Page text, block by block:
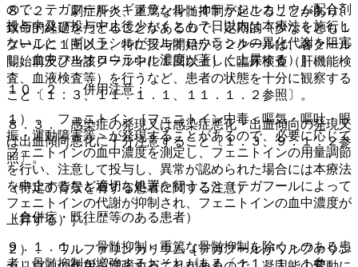
ので、テガフール・ギメラシル・オテラシルカリウム配合剤
投与中及び投与中止後少なくとも７日以内は本療法を施行し
ないこと（ギメラシルがフルオロウラシルの異化代謝を阻害
し、血中フルオロウラシル濃度が著しく上昇する）］。
１０．２． 併用注意：
１）． フェニトイン［フェニトイン中毒＜嘔気・嘔吐・眼
振・運動障害等＞が発現することがあるので、必要に応じて
フェニトインの血中濃度を測定し、フェニトインの用量調節
を行い、注意して投与し、異常が認められた場合には本療法
を中止するなど適切な処置を行うこと（テガフールによって
フェニトインの代謝が抑制され、フェニトインの血中濃度が
上昇する）］。
２）． ワルファリンカリウム［テガフールがワルファリン
８．２． 劇症肝炎、重篤な骨髄抑制が起こることがあり、
致命的経過をたどることがあるので、定期的（少なくとも１
クールに１回以上、特に投与開始から２クールは、各クール
開始前及び当該クール中に１回以上）に臨床検査（肝機能検
査、血液検査等）を行うなど、患者の状態を十分に観察する
こと〔１．３、１１．１．１、１１．１．２参照〕。
８．３． 感染症の発現又は感染症悪化・出血傾向の発現又
は出血傾向悪化に十分注意すること〔１．３、９．１．２参
照〕。
（特定の背景を有する患者に関する注意）
（合併症・既往歴等のある患者）
９．１．１． 骨髄抑制＜重篤な骨髄抑制を除く＞のある患
者：骨髄抑制が増強するおそれがある〔１１．１．１参